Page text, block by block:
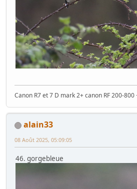
Canon R7 et 7 D mark 2+ canon RF 200-
alain33
08 Août 2025, 05:09:05
46. gorgebleue